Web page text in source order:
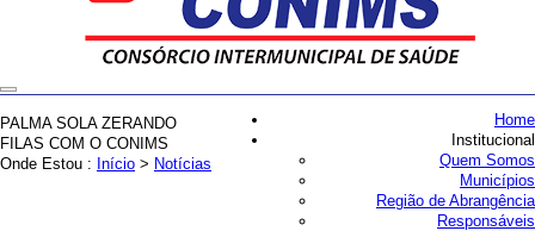
Home
Institucional
Quem Somos
Municípios
Região de Abrangência
Responsáveis
PALMA SOLA ZERANDO
FILAS COM O CONIMS
Onde Estou : Início > Notícias